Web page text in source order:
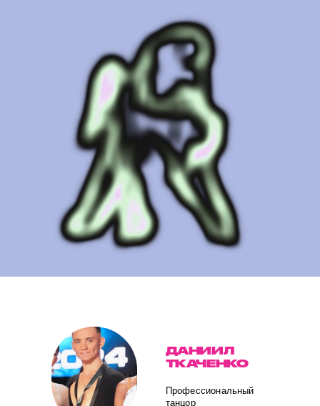
ДАНИИЛ
ТКАЧЕНКО
Профессиональный
танцор